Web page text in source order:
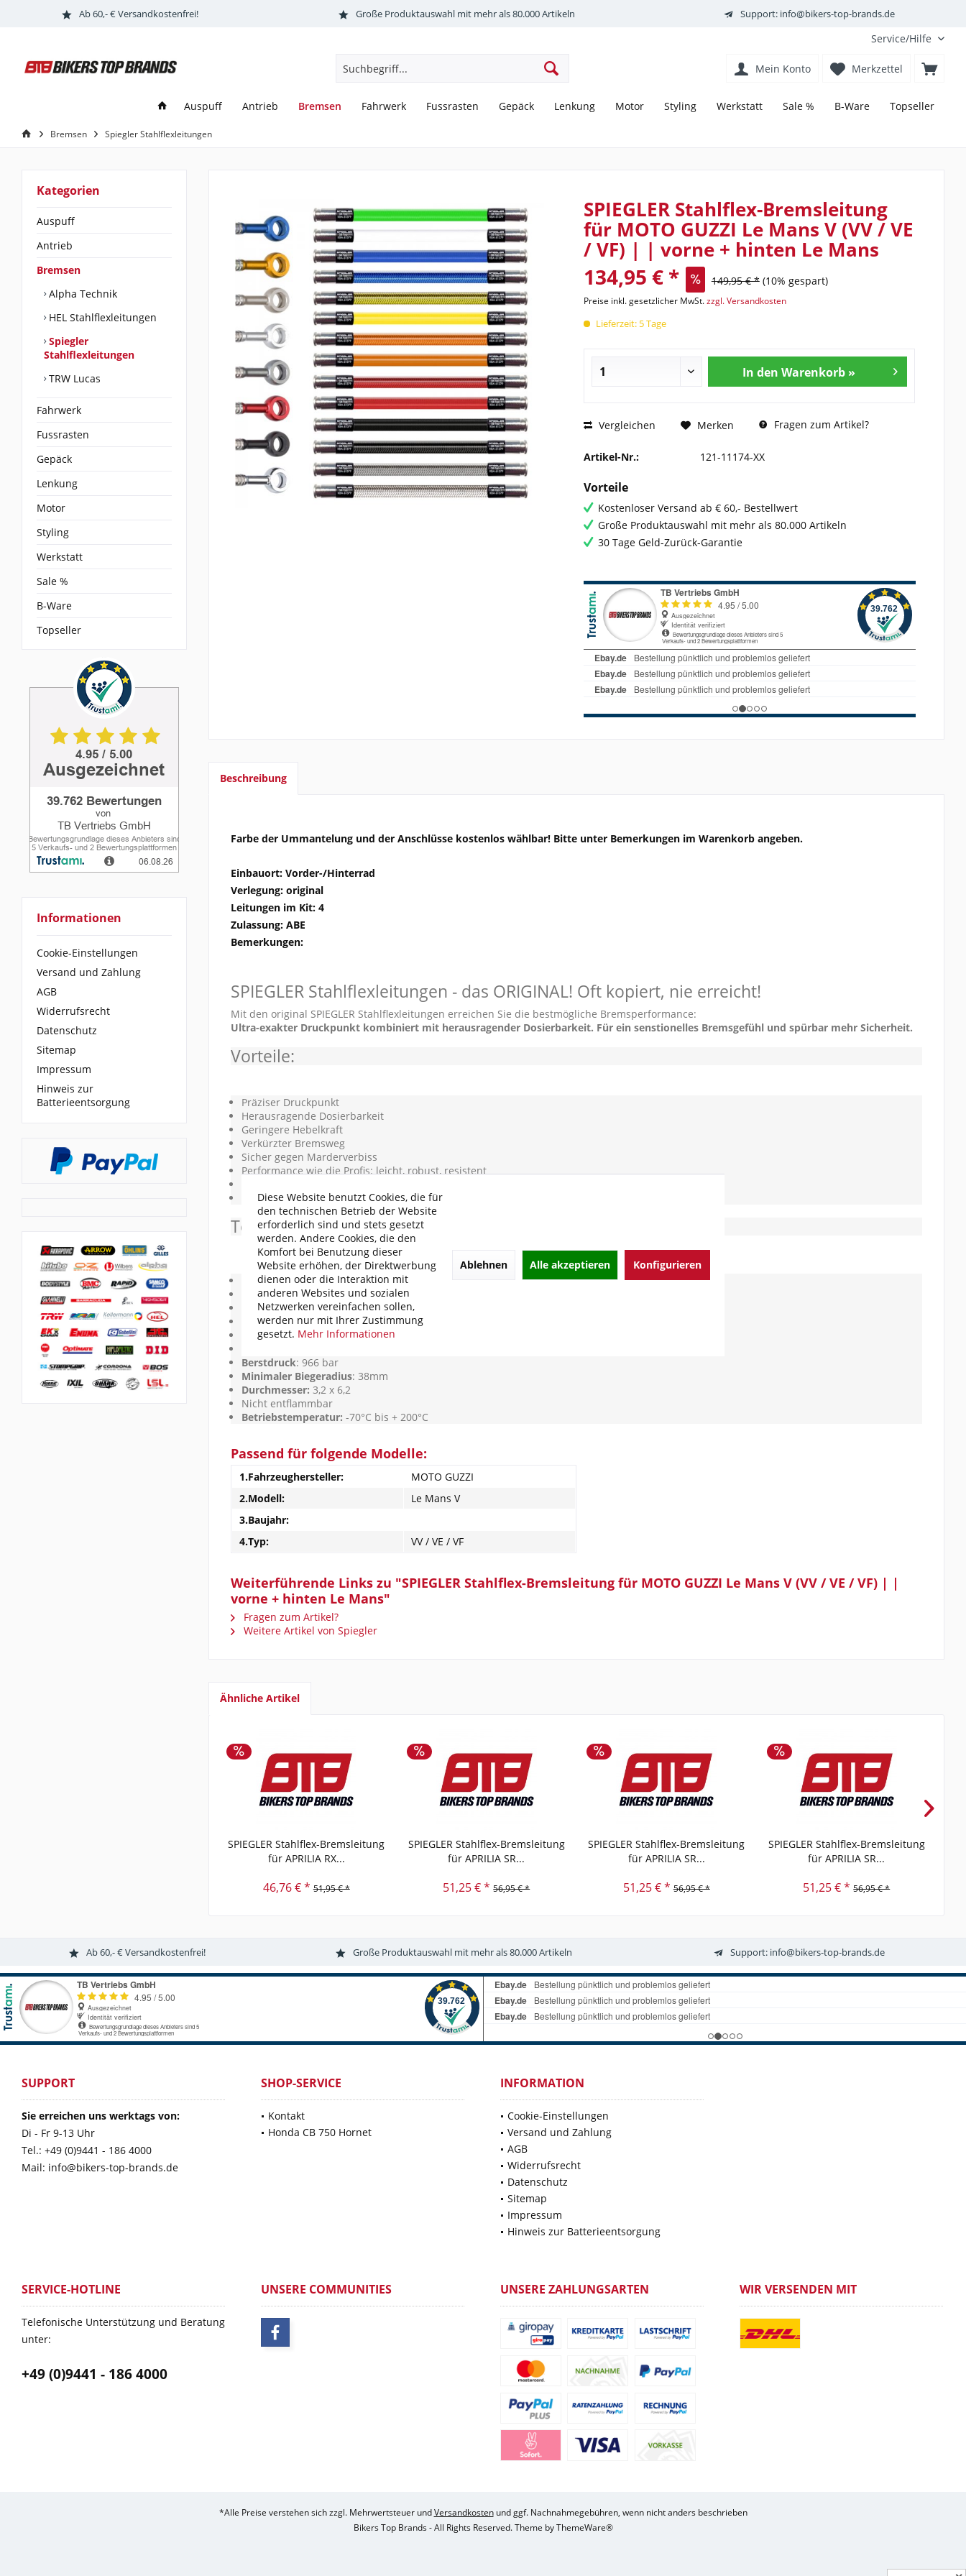
Ab 60,- € Versandkostenfrei! Große Produktauswahl mit mehr als 80.000 Artikeln Support: info@bikers-top-brands.de
Service/Hilfe
Merkzettel
Mein Konto
Auspuff Antrieb Bremsen Fahrwerk Fussrasten Gepäck Lenkung Motor Styling Werkstatt Sale % B-Ware Topseller
Bremsen Spiegler Stahlflexleitungen
Kategorien
Auspuff
Antrieb
Bremsen
Alpha Technik
HEL Stahlflexleitungen
Spiegler
Stahlflexleitungen
TRW Lucas
Fahrwerk
Fussrasten
Gepäck
Lenkung
Motor
Styling
Werkstatt
Sale %
B-Ware
Topseller
Informationen
Cookie-Einstellungen
Versand und Zahlung
AGB
Widerrufsrecht
Datenschutz
Sitemap
Impressum
Hinweis zur
Batterieentsorgung
SPIEGLER Stahlflex-Bremsleitung
für MOTO GUZZI Le Mans V (VV / VE
/ VF) | | vorne + hinten Le Mans
134,95 € * 149,95 € * (10% gespart)
Preise inkl. gesetzlicher MwSt.zzgl. Versandkosten
Lieferzeit: 5 Tage
In den Warenkorb »
Vergleichen Merken Fragen zum Artikel?
Artikel-Nr.: 121-11174-XX
Vorteile
Kostenloser Versand ab € 60,- Bestellwert
Große Produktauswahl mit mehr als 80.000 Artikeln
30 Tage Geld-Zurück-Garantie
Beschreibung
Farbe der Ummantelung und der Anschlüsse kostenlos wählbar! Bitte unter Bemerkungen im Warenkorb angeben.
Einbauort: Vorder-/Hinterrad
Verlegung: original
Leitungen im Kit: 4
Zulassung: ABE
Bemerkungen:
SPIEGLER Stahlflexleitungen - das ORIGINAL! Oft kopiert, nie erreicht!
Mit den original SPIEGLER Stahlflexleitungen erreichen Sie die bestmögliche Bremsperformance:
Ultra-exakter Druckpunkt kombiniert mit herausragender Dosierbarkeit. Für ein senstionelles Bremsgefühl und spürbar mehr Sicherheit.
Vorteile:
Präziser Druckpunkt
Herausragende Dosierbarkeit
Geringere Hebelkraft
Verkürzter Bremsweg
Sicher gegen Marderverbiss
Performance wie die Profis: leicht, robust, resistent
TÜV-Konform
Technische Daten:
Herstellung nach internationalen EG-Richtlinien
ErfülltUS Norm FMVSS 106undDOT
HochfesteAluminium- und Edelstahlfittinge in vielen Eloxalfarben
Stahlgewebe| optinal mit oder ohne Kunststoffummantelung
Original TEFLONInnenlayer (PTFE)
Berstdruck: 966 bar
Minimaler Biegeradius: 38mm
Durchmesser: 3,2 x 6,2
Nicht entflammbar
Betriebstemperatur: -70°C bis + 200°C
Passend für folgende Modelle:
1.Fahrzeughersteller:
MOTO GUZZI
2.Modell:
Le Mans V
3.Baujahr:
4.Typ:
VV / VE / VF
Weiterführende Links zu "SPIEGLER Stahlflex-Bremsleitung für MOTO GUZZI Le Mans V (VV / VE / VF) | |
vorne + hinten Le Mans"
Fragen zum Artikel?
Weitere Artikel von Spiegler
Ähnliche Artikel
SPIEGLER Stahlflex-Bremsleitung
für APRILIA RX...
46,76 € * 51,95 € *
SPIEGLER Stahlflex-Bremsleitung
für APRILIA SR...
51,25 € * 56,95 € *
SPIEGLER Stahlflex-Bremsleitung
für APRILIA SR...
51,25 € * 56,95 € *
SPIEGLER Stahlflex-Bremsleitung
für APRILIA SR...
51,25 € * 56,95 € *
Ab 60,- € Versandkostenfrei! Große Produktauswahl mit mehr als 80.000 Artikeln Support: info@bikers-top-brands.de
SUPPORT
Sie erreichen uns werktags von:
Di - Fr 9-13 Uhr
Tel.: +49 (0)9441 - 186 4000
Mail: info@bikers-top-brands.de
SHOP-SERVICE
Kontakt
Honda CB 750 Hornet
INFORMATION
Cookie-Einstellungen
Versand und Zahlung
AGB
Widerrufsrecht
Datenschutz
Sitemap
Impressum
Hinweis zur Batterieentsorgung
SERVICE-HOTLINE
Telefonische Unterstützung und Beratung
unter:
+49 (0)9441 - 186 4000
UNSERE COMMUNITIES UNSERE ZAHLUNGSARTEN WIR VERSENDEN MIT
*Alle Preise verstehen sich zzgl. Mehrwertsteuer undVersandkostenund ggf. Nachnahmegebühren, wenn nicht anders beschrieben
Bikers Top Brands - All Rights Reserved. Theme byThemeWare®
Diese Website benutzt Cookies, die für
den technischen Betrieb der Website
erforderlich sind und stets gesetzt
werden. Andere Cookies, die den
Komfort bei Benutzung dieser
Website erhöhen, der Direktwerbung
dienen oder die Interaktion mit
anderen Websites und sozialen
Netzwerken vereinfachen sollen,
werden nur mit Ihrer Zustimmung
gesetzt. Mehr Informationen
Ablehnen Alle akzeptieren Konfigurieren